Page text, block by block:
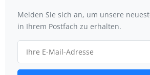
Melden Sie sich an, um unsere
in Ihrem Postfach zu erhalten.